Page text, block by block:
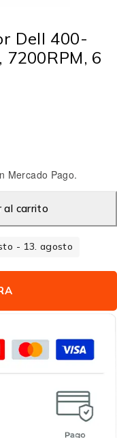
Dell 400-
7200RPM, 6
Mercado Pago.
al carrito
- 13. agosto